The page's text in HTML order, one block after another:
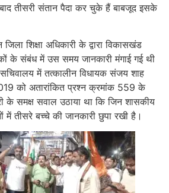
तीसरी संतान पैदा कर चुके हैं बाबजूद इसके
शिक्षा अधिकारी के द्वारा विकासखंड
के संबंध में उस समय जानकारी मंगाई गई थी
में तत्कालीन विधायक संजय शाह
को अतारांकित प्रश्न क्रमांक 559 के
के समक्ष सवाल उठाया था कि जिन शासकीय
में तीसरे बच्चे की जानकारी छुपा रखी है।